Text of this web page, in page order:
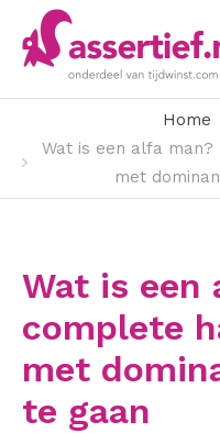
Home
Wat is een alfa
met
Wat is een
complete
met
te gaan